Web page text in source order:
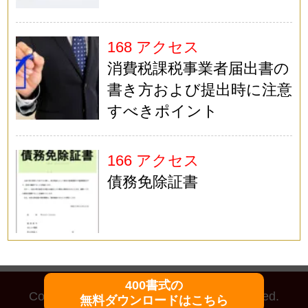
168 アクセス
消費税課税事業者届出書の
書き方および提出時に注意
すべきポイント
166 アクセス
債務免除証書
Copyright (C) マイ法務 All Rights Reserved.
400書式の
無料ダウンロードはこちら